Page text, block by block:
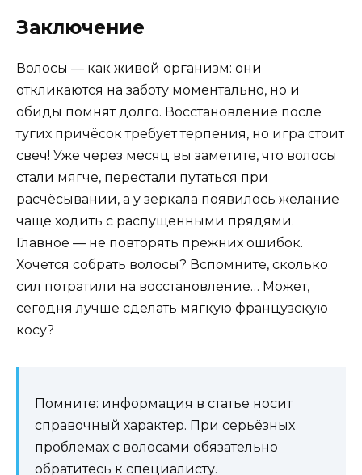
Заключение
Волосы — как живой организм: они
откликаются на заботу моментально, но и
обиды помнят долго. Восстановление после
тугих причёсок требует терпения, но игра стоит
свеч! Уже через месяц вы заметите, что волосы
стали мягче, перестали путаться при
расчёсывании, а у зеркала появилось желание
чаще ходить с распущенными прядями.
Главное — не повторять прежних ошибок.
Хочется собрать волосы? Вспомните, сколько
сил потратили на восстановление… Может,
сегодня лучше сделать мягкую французскую
косу?
Помните: информация в статье носит
справочный характер. При серьёзных
проблемах с волосами обязательно
обратитесь к специалисту.